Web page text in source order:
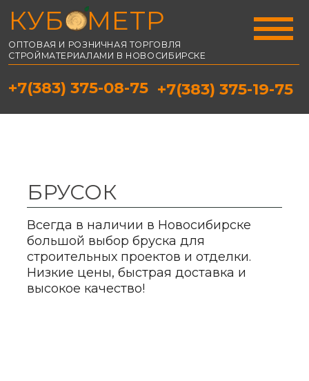
КУБОМЕТР
СТРОЙМАТЕРИАЛАМИ В НОВОСИБИРСКЕ
Всегда в наличии в Новосибирске
большой выбор бруска для
строительных проектов и отделки.
Низкие цены, быстрая доставка и
высокое качество!
БРУСОК